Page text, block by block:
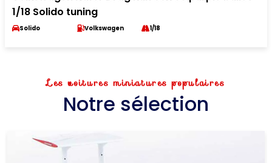
1/18 Solido tuning
Solido Volkswagen 1/18
Les voitures miniatures populaires
Notre sélection